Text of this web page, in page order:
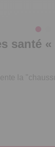
santé
la